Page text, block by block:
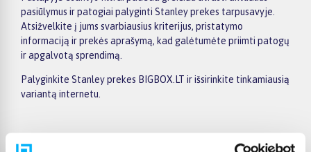
pasiūlymus ir patogiai palyginti Stanley prekes tarpusavyje.
Atsižvelkite į jums svarbiausius kriterijus, pristatymo
informaciją ir prekės aprašymą, kad galėtumėte priimti patogų
ir apgalvotą sprendimą.
Palyginkite Stanley prekes BIGBOX.LT ir išsirinkite tinkamiausią
variantą internetu.